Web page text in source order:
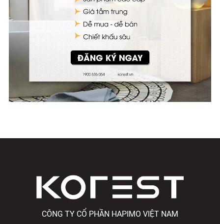
CÔNG TY CỔ PHẦN HAPIMO VIỆT NAM